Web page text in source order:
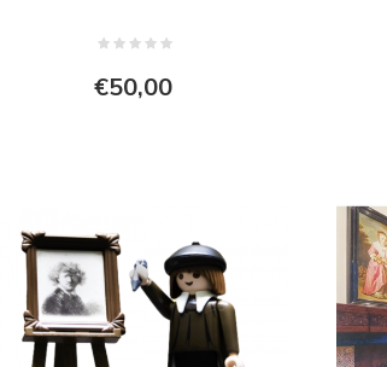
€50,00